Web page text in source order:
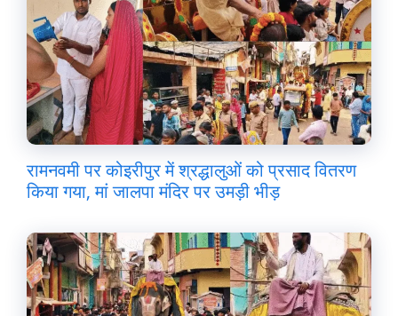
रामनवमी पर कोइरीपुर में श्रद्धालुओं को प्रसाद वितरण
किया गया, मां जालपा मंदिर पर उमड़ी भीड़